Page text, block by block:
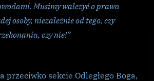
Musimy walczyć o prawa
osoby, niezależnie od tego, czy
czy nie!”
przeciwko sekcie Odległego Boga,